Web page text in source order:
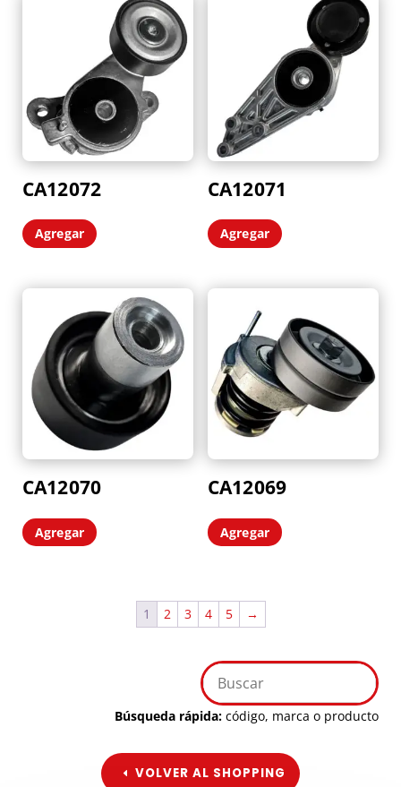
CA12072
Agregar
CA12071
Agregar
CA12070
Agregar
CA12069
Agregar
1 2 3 4 5 →
Búsqueda rápida: código, marca o producto
VOLVER AL SHOPPING